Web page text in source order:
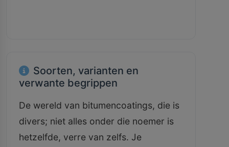
Soorten, varianten en
verwante begrippen
De wereld van bitumencoatings, die is
divers; niet alles onder die noemer is
hetzelfde, verre van zelfs. Je